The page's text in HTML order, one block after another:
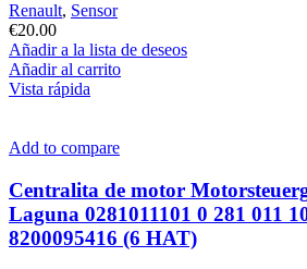
Renault, Sensor
€20.00
Añadir a la lista de deseos
Añadir al carrito
Vista rápida
Add to compare
Centralita de motor
Laguna 0281011101 0 281 011
8200095416 (6 HAT)